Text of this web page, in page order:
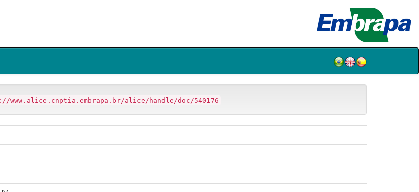
www.alice.cnptia.embrapa.br/alice/handle/doc/540176